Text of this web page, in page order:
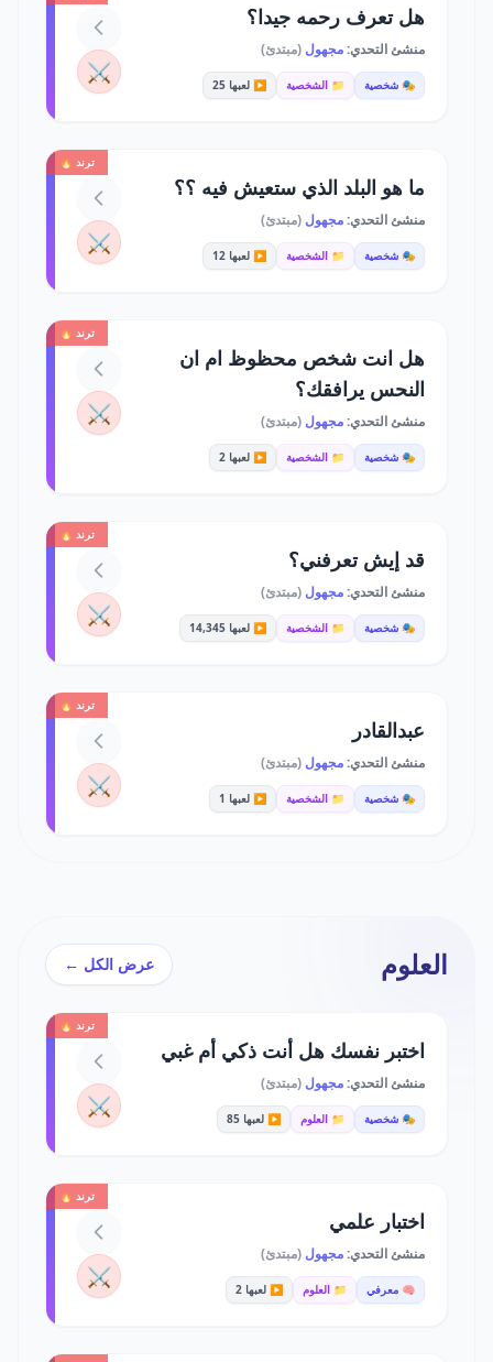
هل تعرف رحمه جيدا؟
منشئ التحدي:مجهول (مبتدئ)
🎭 شخصية 📁 الشخصية ▶️ لعبها 25 ⚔️
ترند 🔥
ما هو البلد الذي ستعيش فيه ؟؟
منشئ التحدي:مجهول (مبتدئ)
🎭 شخصية 📁 الشخصية ▶️ لعبها 12 ⚔️
ترند 🔥
هل انت شخص محظوظ ام ان
النحس يرافقك؟
منشئ التحدي:مجهول (مبتدئ)
🎭 شخصية 📁 الشخصية ▶️ لعبها 2
⚔️
ترند 🔥
قد إيش تعرفني؟
منشئ التحدي:مجهول (مبتدئ)
🎭 شخصية 📁 الشخصية ▶️ لعبها 14,345 ⚔️
ترند 🔥
عبدالقادر
منشئ التحدي:مجهول (مبتدئ)
🎭 شخصية 📁 الشخصية ▶️ لعبها 1 ⚔️
العلوم عرض الكل ←
ترند 🔥
اختبر نفسك هل أنت ذكي أم غبي
منشئ التحدي:مجهول (مبتدئ)
🎭 شخصية 📁 العلوم ▶️ لعبها 85 ⚔️
ترند 🔥
اختبار علمي
منشئ التحدي:مجهول (مبتدئ)
🧠 معرفي 📁 العلوم ▶️ لعبها 2 ⚔️